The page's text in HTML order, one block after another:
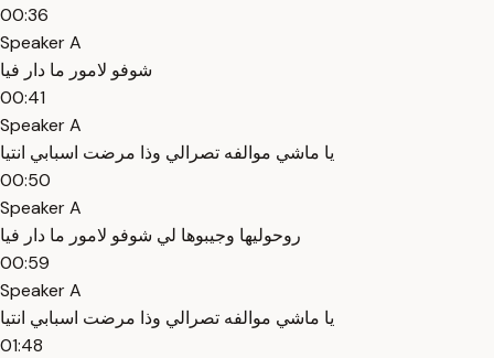
00:36
Speaker A
شوفو لامور ما دار فيا
00:41
Speaker A
يا ماشي موالفه تصرالي وذا مرضت اسبابي انتيا
00:50
Speaker A
روحوليها وجيبوها لي شوفو لامور ما دار فيا
00:59
Speaker A
يا ماشي موالفه تصرالي وذا مرضت اسبابي انتيا
01:48